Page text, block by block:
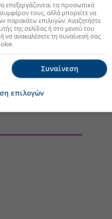
επεξεργάζονται τα προσωπικά
τους, αλλά μπορείτε να
παρακάτω επιλογών. Αναζητήστε
της σελίδας ή στο μενού του
να ανακαλέσετε τη συναίνεσή σας
Συναίνεση
επιλογών